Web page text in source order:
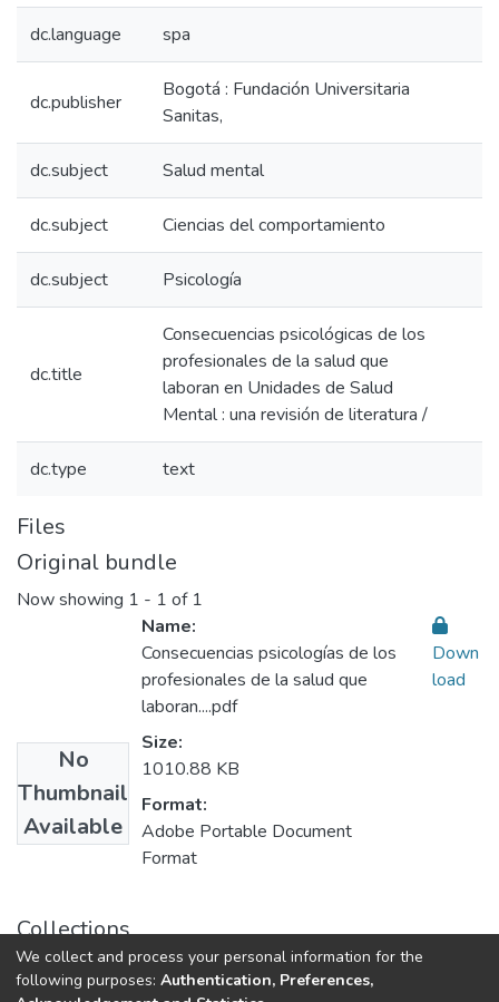
dc.language spa
dc.publisher
Bogotá : Fundación Universitaria
Sanitas,
dc.subject Salud mental
dc.subject Ciencias del comportamiento
dc.subject Psicología
dc.title
Consecuencias psicológicas de los
profesionales de la salud que
laboran en Unidades de Salud
Mental : una revisión de literatura /
dc.type text
Files
Original bundle
Now showing 1 - 1 of 1
No
Thumbnail
Available
Name:
Consecuencias psicologías de los
profesionales de la salud que
laboran....pdf
Size:
1010.88 KB
Format:
Adobe Portable Document
Format
Down
load
Collections
Enfermería
We collect and process your personal information for the
following purposes: Authentication, Preferences,